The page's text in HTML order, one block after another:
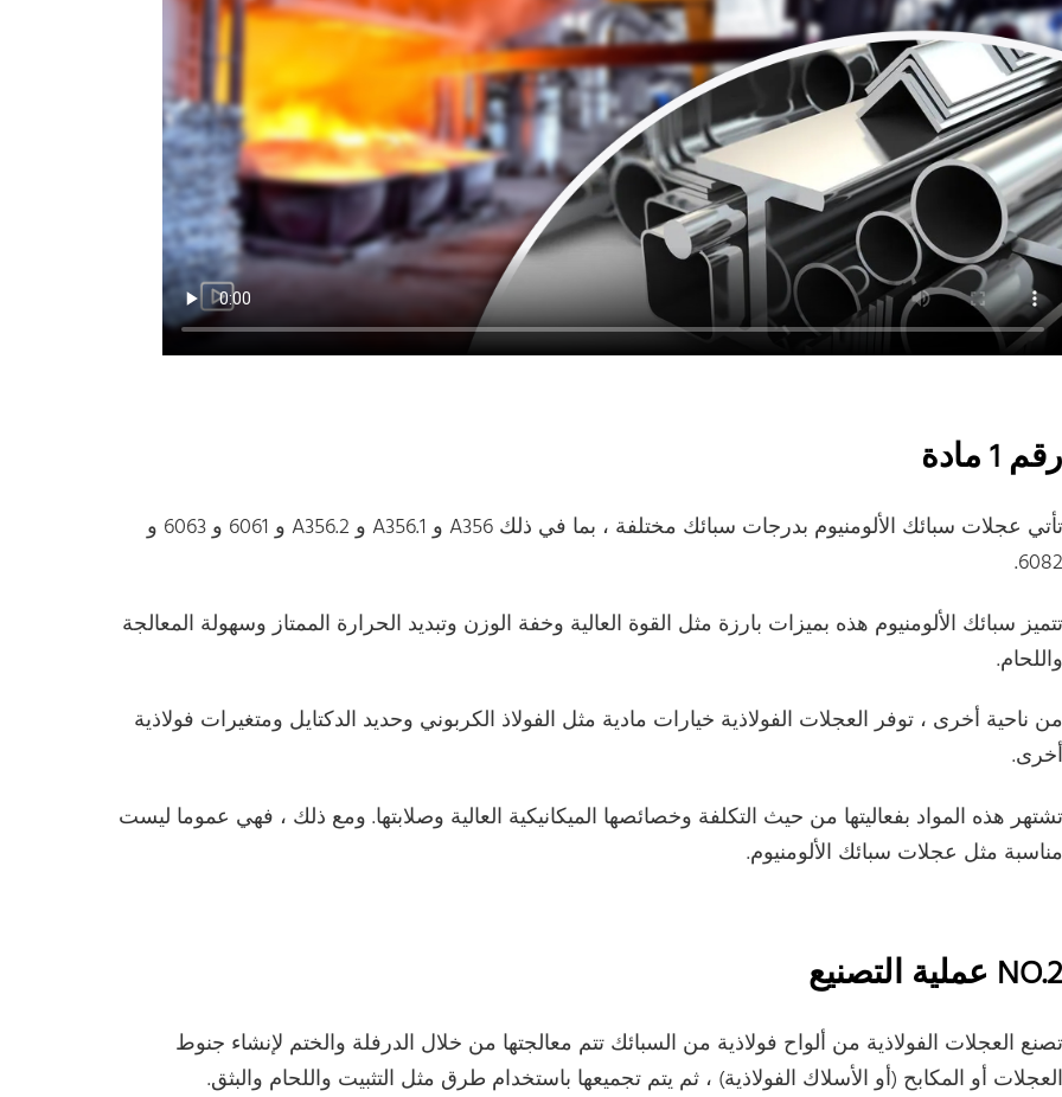
رقم 1 مادة
تأتي عجلات سبائك الألومنيوم بدرجات سبائك مختلفة ، بما في ذلك A356 و A356.1 و A356.2 و 6061 و 6063 و
6082.
تتميز سبائك الألومنيوم هذه بميزات بارزة مثل القوة العالية وخفة الوزن وتبديد الحرارة الممتاز وسهولة المعالجة
واللحام.
من ناحية أخرى ، توفر العجلات الفولاذية خيارات مادية مثل الفولاذ الكربوني وحديد الدكتايل ومتغيرات فولاذية
أخرى.
تشتهر هذه المواد بفعاليتها من حيث التكلفة وخصائصها الميكانيكية العالية وصلابتها. ومع ذلك ، فهي عموما ليست
مناسبة مثل عجلات سبائك الألومنيوم.
NO.2 عملية التصنيع
تصنع العجلات الفولاذية من ألواح فولاذية من السبائك تتم معالجتها من خلال الدرفلة والختم لإنشاء جنوط
العجلات أو المكابح (أو الأسلاك الفولاذية) ، ثم يتم تجميعها باستخدام طرق مثل التثبيت واللحام والبثق.